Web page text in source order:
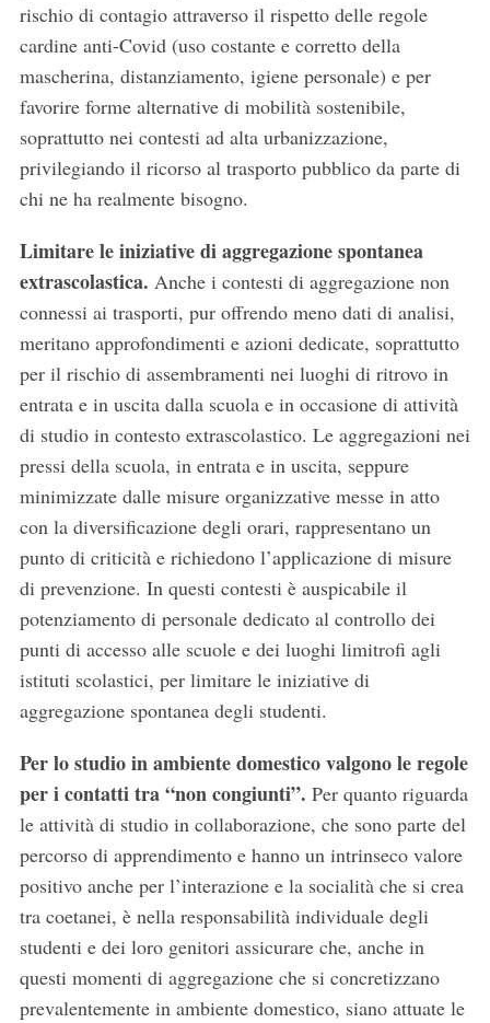
rischio di contagio attraverso il rispetto delle regole
cardine anti-Covid (uso costante e corretto della
mascherina, distanziamento, igiene personale) e per
favorire forme alternative di mobilità sostenibile,
soprattutto nei contesti ad alta urbanizzazione,
privilegiando il ricorso al trasporto pubblico da parte di
chi ne ha realmente bisogno.
Limitare le iniziative di aggregazione spontanea
extrascolastica. Anche i contesti di aggregazione non
connessi ai trasporti, pur offrendo meno dati di analisi,
meritano approfondimenti e azioni dedicate, soprattutto
per il rischio di assembramenti nei luoghi di ritrovo in
entrata e in uscita dalla scuola e in occasione di attività
di studio in contesto extrascolastico. Le aggregazioni nei
pressi della scuola, in entrata e in uscita, seppure
minimizzate dalle misure organizzative messe in atto
con la diversificazione degli orari, rappresentano un
punto di criticità e richiedono l’applicazione di misure
di prevenzione. In questi contesti è auspicabile il
potenziamento di personale dedicato al controllo dei
punti di accesso alle scuole e dei luoghi limitrofi agli
istituti scolastici, per limitare le iniziative di
aggregazione spontanea degli studenti.
Per lo studio in ambiente domestico valgono le regole
per i contatti tra “non congiunti”. Per quanto riguarda
le attività di studio in collaborazione, che sono parte del
percorso di apprendimento e hanno un intrinseco valore
positivo anche per l’interazione e la socialità che si crea
tra coetanei, è nella responsabilità individuale degli
studenti e dei loro genitori assicurare che, anche in
questi momenti di aggregazione che si concretizzano
prevalentemente in ambiente domestico, siano attuate le
S
a
r
c
h